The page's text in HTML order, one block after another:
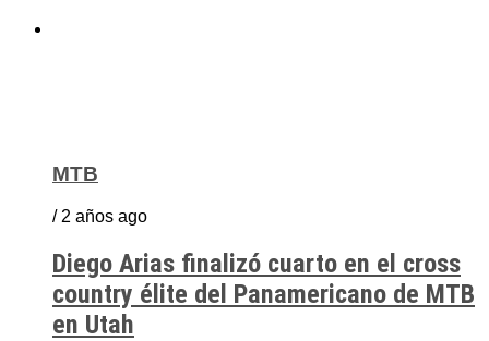
MTB
/ 2 años ago
Diego Arias finalizó cuarto en el cross
country élite del Panamericano de MTB
en Utah